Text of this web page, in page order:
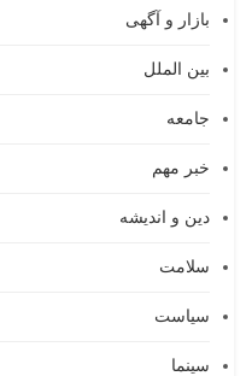
بازار و آگهی
بین الملل
جامعه
خبر مهم
دین و اندیشه
سلامت
سیاست
سینما